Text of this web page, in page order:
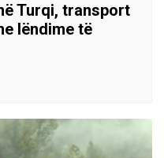
Turqi, transport
lëndime të